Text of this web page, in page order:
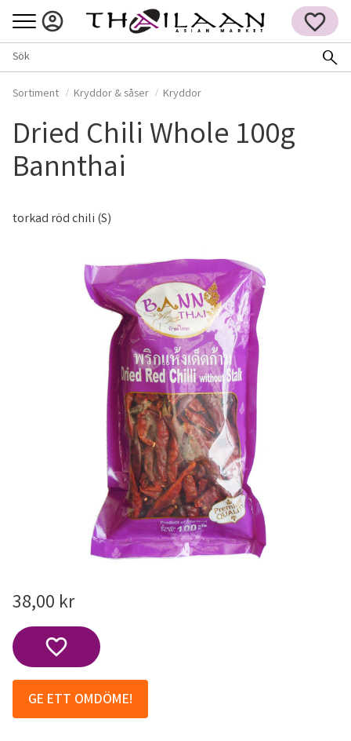
FAVORITER
Sortiment Kryddor & såser Kryddor
Dried Chili Whole 100g
Bannthai
torkad röd chili (S)
38,00 kr
Lägg till i favoriter
GE ETT OMDÖME!